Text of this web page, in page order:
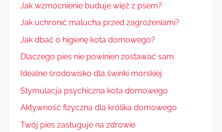
Jak wzmocnienie buduje więź z psem?
Jak uchronić malucha przed zagrożeniami?
Jak dbać o higienę kota domowego?
Dlaczego pies nie powinien zostawać sam
Idealne środowisko dla świnki morskiej
Stymulacja psychiczna kota domowego
Aktywność fizyczna dla królika domowego
Twój pies zasługuje na zdrowie